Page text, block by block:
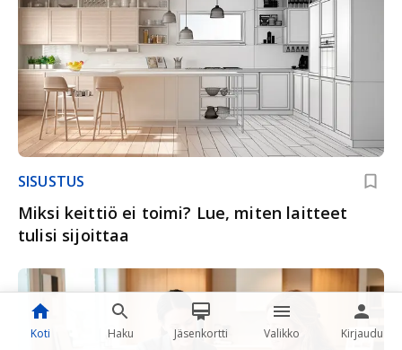
SISUSTUS
Miksi keittiö ei toimi? Lue, miten laitteet
tulisi sijoittaa
Koti Haku Jäsenkortti Valikko Kirjaudu